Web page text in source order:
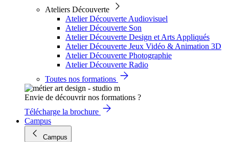
Ateliers Découverte
Atelier Découverte Audiovisuel
Atelier Découverte Son
Atelier Découverte Design et Arts Appliqués
Atelier Découverte Jeux Vidéo & Animation 3D
Atelier Découverte Photographie
Atelier Découverte Radio
Toutes nos formations
Envie de découvrir nos formations ?
Télécharge la brochure
Campus
Campus